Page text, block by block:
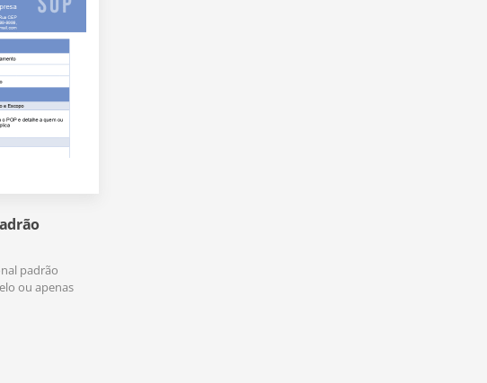
padrão
ou apenas